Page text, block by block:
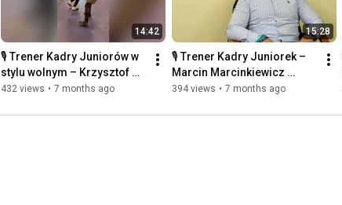
14:42
🎙️ Trener Kadry Juniorów w
stylu wolnym – Krzysztof
Ołenczyn podsumowuje
432 views • 7 months ago
15:28
🎙️ Trener Kadry Juniorek –
Marcin Marcinkiewicz
podsumowuje sezon!
394 views • 7 months ago